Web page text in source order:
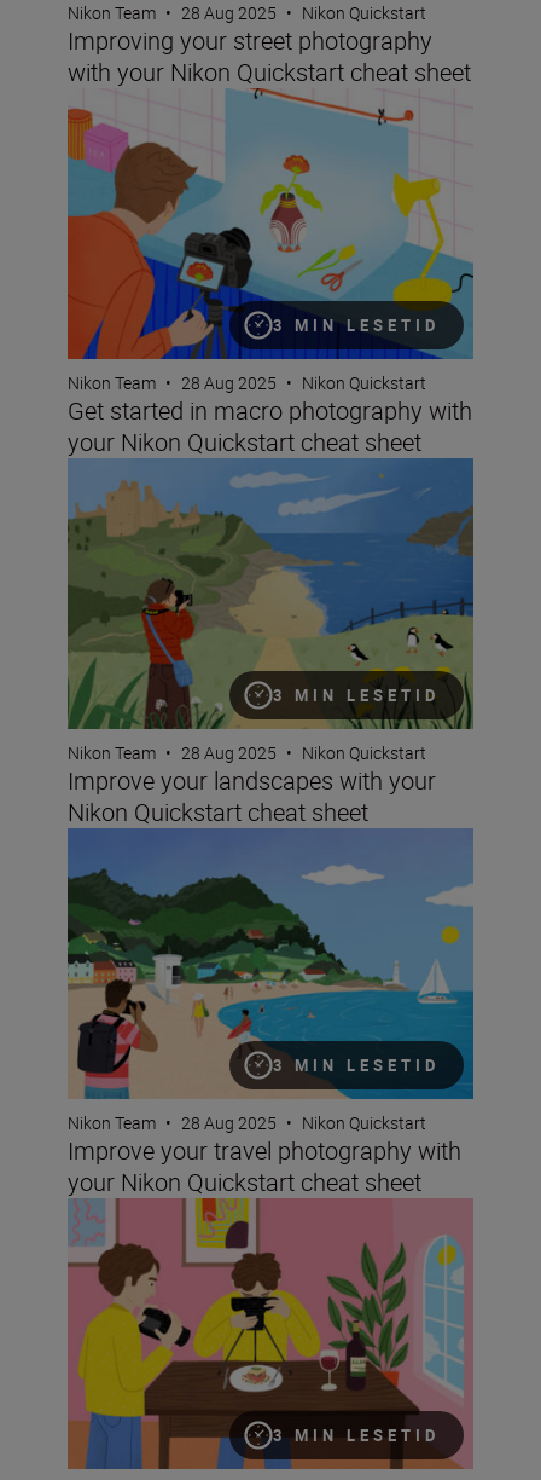
Nikon Team • 28 Aug 2025 • Nikon Quickstart
Improving your street photography
with your Nikon Quickstart cheat sheet
3 MIN LESETID
Get started in macro photography with your Nikon
Nikon Team • 28 Aug 2025 • Nikon Quickstart
Get started in macro photography with
your Nikon Quickstart cheat sheet
3 MIN LESETID
Improve your landscapes with your Nikon Quickstart
Nikon Team • 28 Aug 2025 • Nikon Quickstart
Improve your landscapes with your
Nikon Quickstart cheat sheet
3 MIN LESETID
Nikon Team • 28 Aug 2025 • Nikon Quickstart
Improve your travel photography with
your Nikon Quickstart cheat sheet
3 MIN LESETID
Take better food photographs with your Nikon